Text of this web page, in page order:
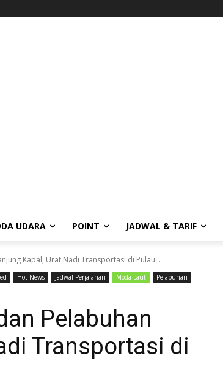
UDARA POINT JADWAL & TARIF
Kapal, Urat Nadi Transportasi di Pulau...
Hot News Jadwal Perjalanan Moda Laut
Pelabuhan
Pelabuhan
Transportasi di